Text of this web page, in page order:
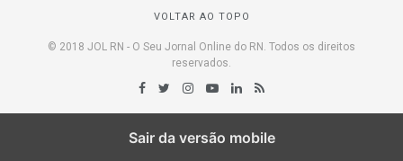
VOLTAR AO TOPO
© 2018 JOL RN - O Seu Jornal Online do RN. Todos os direitos
reservados.
Sair da versão mobile